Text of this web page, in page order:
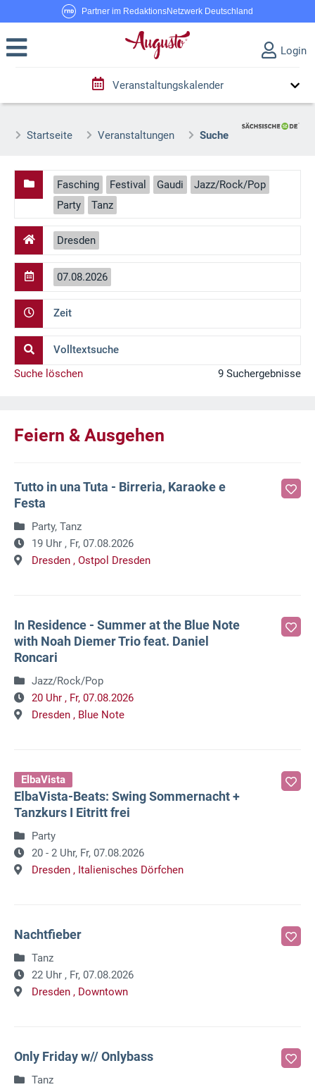
Partner im RedaktionsNetzwerk Deutschland
Login
Veranstaltungskalender
Startseite Veranstaltungen Suche
Fasching Festival Gaudi
Jazz/Rock/Pop
Party
Tanz
Dresden
07.08.2026
Zeit
Volltextsuche
Suche löschen
9 Suchergebnisse
Feiern & Ausgehen
Tutto in una Tuta - Birreria, Karaoke e
Festa
Party, Tanz
19 Uhr , Fr, 07.08.2026
Dresden , Ostpol Dresden
In Residence - Summer at the Blue Note
with Noah Diemer Trio feat. Daniel
Roncari
Jazz/Rock/Pop
20 Uhr , Fr, 07.08.2026
Dresden , Blue Note
ElbaVista
ElbaVista-Beats: Swing Sommernacht +
Tanzkurs I Eitritt frei
Party
20 - 2 Uhr, Fr, 07.08.2026
Dresden , Italienisches Dörfchen
Nachtfieber
Tanz
22 Uhr , Fr, 07.08.2026
Dresden , Downtown
Only Friday w// Onlybass
Tanz